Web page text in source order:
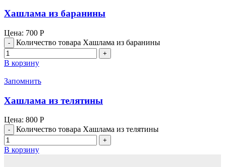
Хашлама из баранины
Цена: 700 Р
Количество товара Хашлама из баранины
В корзину
Запомнить
Хашлама из телятины
Цена: 800 Р
Количество товара Хашлама из телятины
В корзину